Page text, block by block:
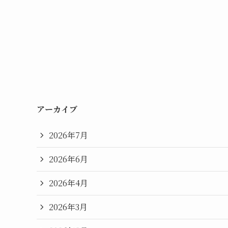
アーカイブ
2026年7月
2026年6月
2026年4月
2026年3月